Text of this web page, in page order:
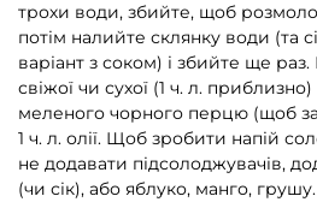
трохи води, збийте, щоб
потім налийте склянку води (та
варіант з соком) і збийте ще
свіжої чи сухої (1 ч. л.
меленого чорного перцю (щоб
1 ч. л. олії. Щоб зробити напій
не додавати підсолоджувачів,
(чи сік), або яблуко, манго,